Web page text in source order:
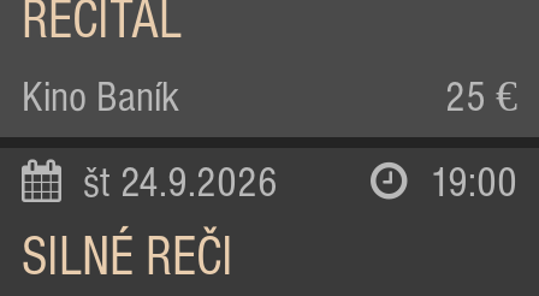
RECITÁL
Kino Baník 25 €
št 24.9.2026 19:00
SILNÉ REČI